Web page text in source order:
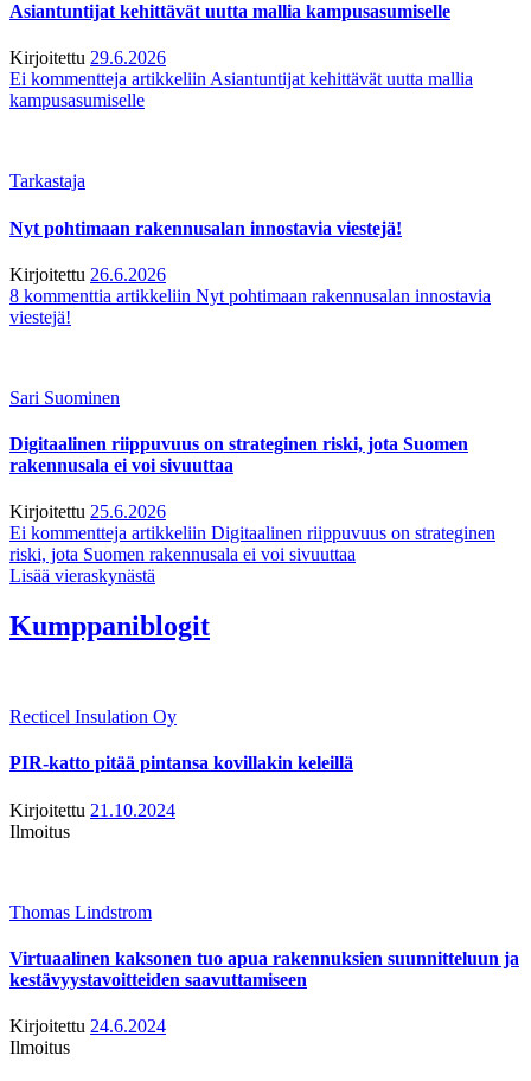
Asiantuntijat kehittävät uutta mallia kampusasumiselle
Kirjoitettu 29.6.2026
Ei kommentteja artikkeliin Asiantuntijat kehittävät uutta mallia
kampusasumiselle
Tarkastaja
Nyt pohtimaan rakennusalan innostavia viestejä!
Kirjoitettu 26.6.2026
8 kommenttia artikkeliin Nyt pohtimaan rakennusalan innostavia
viestejä!
Sari Suominen
Digitaalinen riippuvuus on strateginen riski, jota Suomen
rakennusala ei voi sivuuttaa
Kirjoitettu 25.6.2026
Ei kommentteja artikkeliin Digitaalinen riippuvuus on strateginen
riski, jota Suomen rakennusala ei voi sivuuttaa
Lisää vieraskynästä
Kumppaniblogit
Recticel Insulation Oy
PIR-katto pitää pintansa kovillakin keleillä
Kirjoitettu 21.10.2024
Ilmoitus
Thomas Lindstrom
Virtuaalinen kaksonen tuo apua rakennuksien suunnitteluun ja
kestävyystavoitteiden saavuttamiseen
Kirjoitettu 24.6.2024
Ilmoitus